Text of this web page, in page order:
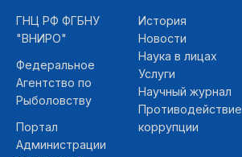
ГНЦ РФ ФГБНУ
"ВНИРО"
Федеральное
Агентство по
Рыболовству
Портал
Администрации
История
Новости
Наука в лицах
Услуги
Научный журнал
Противодействие
коррупции